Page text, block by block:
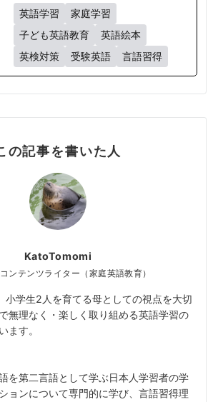
英語学習
家庭学習
子ども英語教育
英語絵本
英検対策
受験英語 言語習得
の記事を書いた人
KatoTomomi
ンテンツライター（家庭英語教育）
小学生2人を育てる母としての視点を大切
無理なく・楽しく取り組める英語学習の
ます。
を第二言語として学ぶ日本人学習者の学
ョンについて専門的に学び、言語習得理